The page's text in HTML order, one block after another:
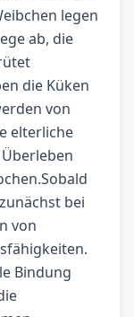
legen
ab, die
die Küken
von
elterliche
bei
von
Bindung